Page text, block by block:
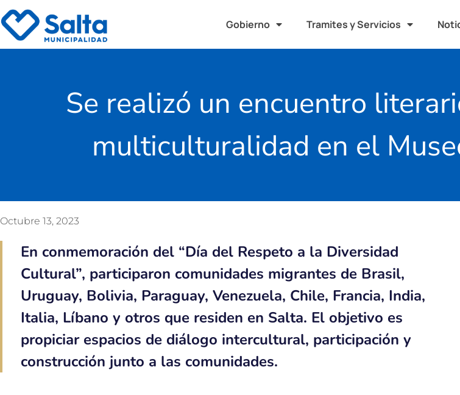
Gobierno Tramites y Servicios
Se realizó un encuentro
multiculturalidad en el
Octubre 13, 2023
En conmemoración del “Día del Respeto a la Diversidad
Cultural”, participaron comunidades migrantes de Brasil,
Uruguay, Bolivia, Paraguay, Venezuela, Chile, Francia, India,
Italia, Líbano y otros que residen en Salta. El objetivo es
propiciar espacios de diálogo intercultural, participación y
construcción junto a las comunidades.